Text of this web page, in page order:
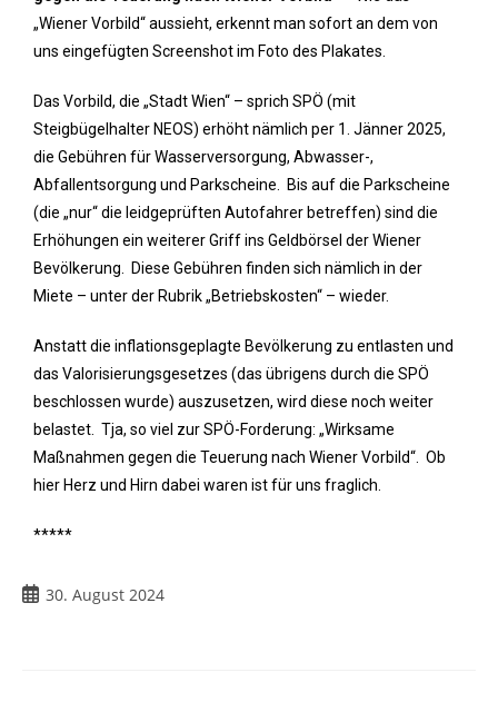
„Wiener Vorbild“ aussieht, erkennt man sofort an dem von
uns eingefügten Screenshot im Foto des Plakates.
Das Vorbild, die „Stadt Wien“ – sprich SPÖ (mit
Steigbügelhalter NEOS) erhöht nämlich per 1. Jänner 2025,
die Gebühren für Wasserversorgung, Abwasser-,
Abfallentsorgung und Parkscheine. Bis auf die Parkscheine
(die „nur“ die leidgeprüften Autofahrer betreffen) sind die
Erhöhungen ein weiterer Griff ins Geldbörsel der Wiener
Bevölkerung. Diese Gebühren finden sich nämlich in der
Miete – unter der Rubrik „Betriebskosten“ – wieder.
Anstatt die inflationsgeplagte Bevölkerung zu entlasten und
das Valorisierungsgesetzes (das übrigens durch die SPÖ
beschlossen wurde) auszusetzen, wird diese noch weiter
belastet. Tja, so viel zur SPÖ-Forderung: „Wirksame
Maßnahmen gegen die Teuerung nach Wiener Vorbild“. Ob
hier Herz und Hirn dabei waren ist für uns fraglich.
*****
30. August 2024